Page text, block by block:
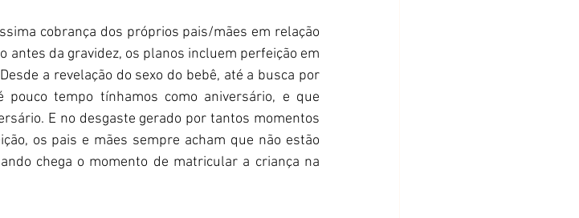
cobrança dos próprios pais/mães em relação
antes da gravidez, os planos incluem perfeição em
a revelação do sexo do bebê, até a busca por
tempo tínhamos como aniversário, e que
E no desgaste gerado por tantos momentos
os pais e mães sempre acham que não estão
chega o momento de matricular a criança na